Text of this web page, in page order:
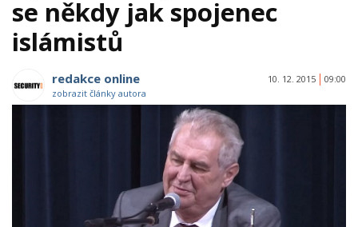
se někdy jak spojenec
islámistů
redakce online
zobrazit články autora
10. 12. 2015 09:00